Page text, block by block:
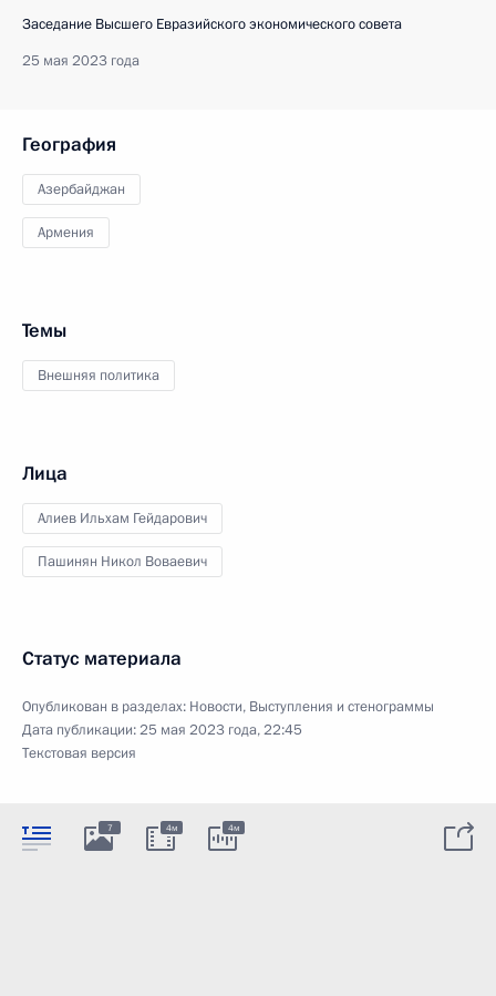
Заседание Высшего Евразийского экономического совета
25 мая 2023 года
География
Азербайджан
Армения
Темы
Внешняя политика
Лица
Алиев Ильхам Гейдарович
Пашинян Никол Воваевич
Статус материала
Опубликован в разделах: Новости, Выступления и стенограммы
Дата публикации:25 мая 2023 года, 22:45
Текстовая версия
7 4м 4м